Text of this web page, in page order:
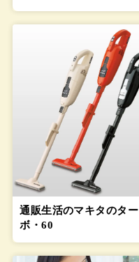
通販生活のマキタのター
ボ・60